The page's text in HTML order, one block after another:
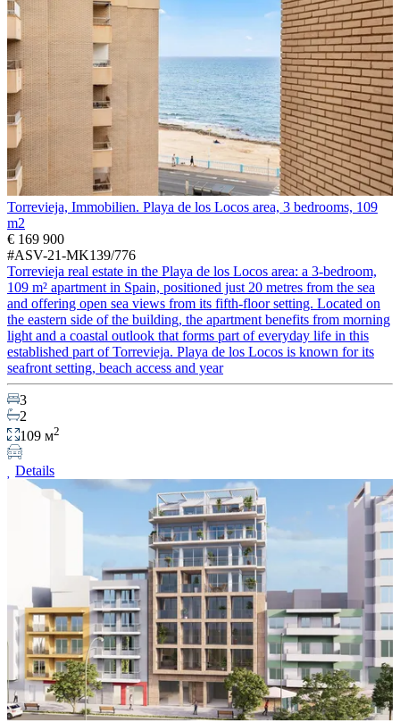
Torrevieja, Immobilien. Playa de los Locos area, 3 bedrooms, 109
m2
€ 169 900
#ASV-21-MK139/776
Torrevieja real estate in the Playa de los Locos area: a 3-bedroom,
109 m² apartment in Spain, positioned just 20 metres from the sea
and offering open sea views from its fifth-floor setting. Located on
the eastern side of the building, the apartment benefits from morning
light and a coastal outlook that forms part of everyday life in this
established part of Torrevieja. Playa de los Locos is known for its
seafront setting, beach access and year
3
2
109 м2
Details